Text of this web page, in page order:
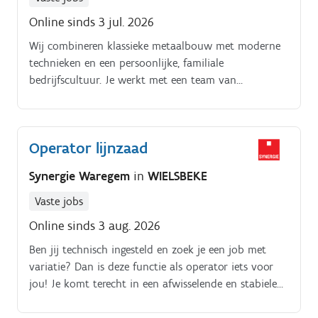
Online sinds 3 jul. 2026
Wij combineren klassieke metaalbouw met moderne
technieken en een persoonlijke, familiale
bedrijfscultuur. Je werkt met een team van
jouw bijdrage telt en je volop kan inzetten op
kwaliteit, innovatie en duurzame resultaten.
Operator lijnzaad
Synergie Waregem in WIELSBEKE
Vaste jobs
Online sinds 3 aug. 2026
Ben jij technisch ingesteld en zoek je een job met
variatie? Dan is deze functie als operator iets voor
jou! Je komt terecht in een afwisselende en stabiele